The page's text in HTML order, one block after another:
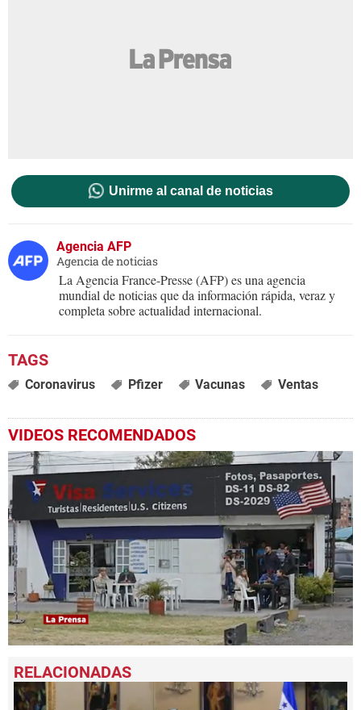
Unirme al canal de noticias
Agencia AFP
Agencia de noticias
La Agencia France-Presse (AFP) es una agencia
mundial de noticias que da información rápida, veraz y
completa sobre actualidad internacional.
Coronavirus Pfizer Vacunas Ventas
VIDEOS RECOMENDADOS
seconds
of
1
minute,